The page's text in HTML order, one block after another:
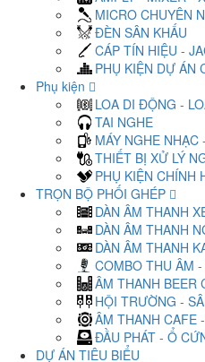
MICRO CHUYÊN
ĐÈN SÂN KHẤU
CÁP TÍN HIỆU -
PHỤ KIỆN DỰ ÁN
Phụ kiện
LOA DI ĐỘNG -
TAI NGHE
MÁY NGHE NHẠC
THIẾT BỊ XỬ LÝ
PHỤ KIỆN CHÍNH
TRỌN BỘ PHỐI GHÉP
DÀN ÂM THANH
DÀN ÂM THANH
DÀN ÂM THANH
COMBO THU ÂM
ÂM THANH BEER
HỘI TRƯỜNG -
ÂM THANH CAFE
ĐẦU PHÁT - Ổ
DỰ ÁN TIÊU BIỂU